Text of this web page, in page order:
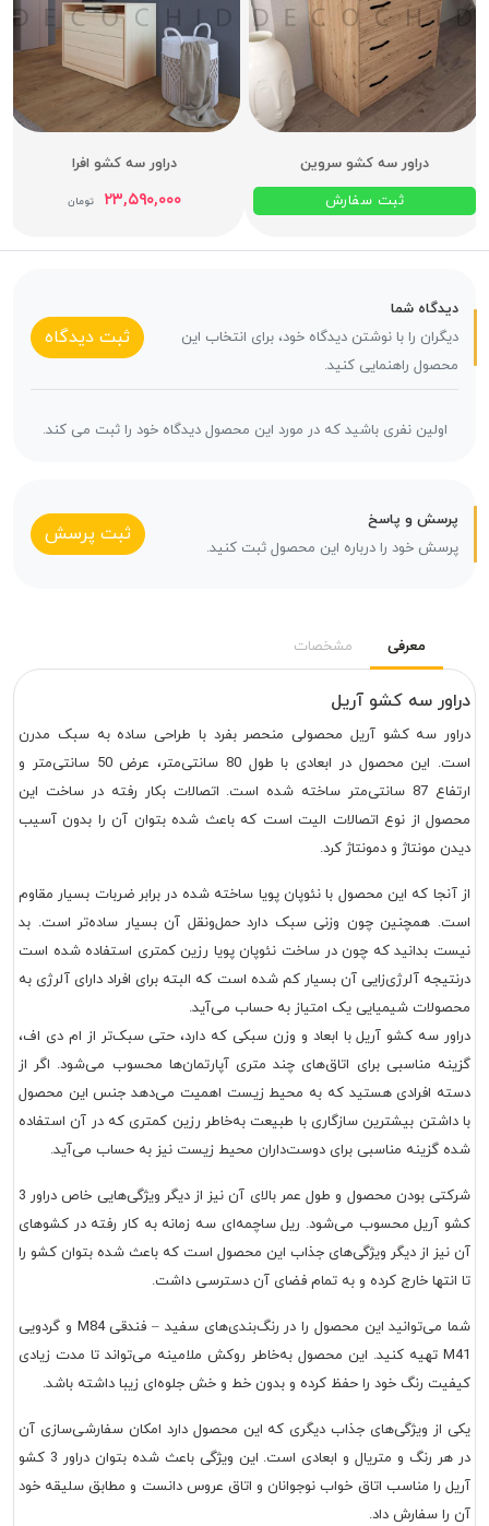
دراور سه کشو سروین
ثبت سفارش
دراور سه کشو افرا
۲۳,۵۹۰,۰۰۰ تومان
دیدگاه شما
دیگران را با نوشتن دیدگاه خود، برای انتخاب این
محصول راهنمایی کنید.
ثبت دیدگاه
اولین نفری باشید که در مورد این محصول دیدگاه خود را ثبت می کند.
پرسش و پاسخ
پرسش خود را درباره این محصول ثبت کنید.
ثبت پرسش
معرفی مشخصات
دراور سه کشو آریل
دراور سه کشو آریل محصولی منحصر بفرد با طراحی ساده به سبک مدرن
است. این محصول در ابعادی با طول 80 سانتی‌متر، عرض 50 سانتی‌متر و
ارتفاع 87 سانتی‌متر ساخته شده است. اتصالات بکار رفته در ساخت این
محصول از نوع اتصالات الیت است که باعث شده بتوان آن را بدون آسیب
دیدن مونتاژ و دمونتاژ کرد.
از آنجا که این محصول با نئوپان پویا ساخته شده در برابر ضربات بسیار مقاوم
است. همچنین چون وزنی سبک دارد حمل‌ونقل آن بسیار ساده‌تر است. بد
نیست بدانید که چون در ساخت نئوپان پویا رزین کمتری استفاده شده است
درنتیجه آلرژی‌زایی آن بسیار کم شده است که البته برای افراد دارای آلرژی به
محصولات شیمیایی یک امتیاز به حساب می‌آید.
دراور سه کشو آریل با ابعاد و وزن سبکی که دارد، حتی سبک‌تر از ام دی اف،
گزینه مناسبی برای اتاق‌های چند متری آپارتمان‌ها محسوب می‌شود. اگر از
دسته افرادی هستید که به محیط زیست اهمیت می‌دهد جنس این محصول
با داشتن بیشترین سازگاری با طبیعت به‌خاطر رزین کمتری که در آن استفاده
شده گزینه مناسبی برای دوست‌داران محیط زیست نیز به حساب می‌آید.
شرکتی بودن محصول و طول عمر بالای آن نیز از دیگر ویژگی‌هایی خاص دراور 3
کشو آریل محسوب می‌شود. ریل ساچمه‌ای سه زمانه به کار رفته در کشوهای
آن نیز از دیگر ویژگی‌های جذاب این محصول است که باعث شده بتوان کشو را
تا انتها خارج کرده و به تمام فضای آن دسترسی داشت.
شما می‌توانید این محصول را در رنگ‌بندی‌های سفید – فندقی M84 و گردویی
M41 تهیه کنید. این محصول به‌خاطر روکش ملامینه می‌تواند تا مدت زیادی
کیفیت رنگ خود را حفظ کرده و بدون خط و خش جلوه‌ای زیبا داشته باشد.
یکی از ویژگی‌های جذاب دیگری که این محصول دارد امکان سفارشی‌سازی آن
در هر رنگ و متریال و ابعادی است. این ویژگی باعث شده بتوان دراور 3 کشو
آریل را مناسب اتاق خواب نوجوانان و اتاق عروس دانست و مطابق سلیقه خود
آن را سفارش داد.